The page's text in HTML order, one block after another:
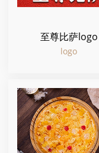
至尊比萨logo
logo